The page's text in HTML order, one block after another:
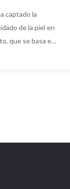
captado la
de la piel en
que se basa en